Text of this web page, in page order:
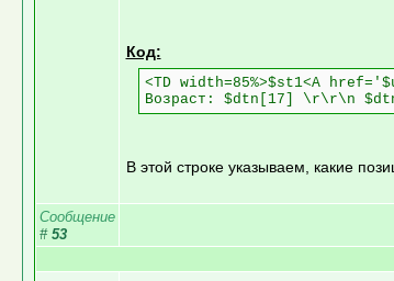
Код:
<TD width=85%>$st1<A
Возраст: $dtn[17] \r\r\n
В этой строке указываем, какие
Сообщение
# 53